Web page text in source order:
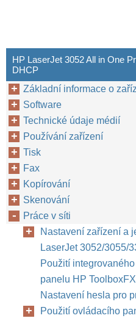
HP LaserJet 3052 All in One
DHCP
Základní informace o
Software
Technické údaje médií
Používání zařízení
Tisk
Fax
Kopírování
Skenování
Práce v síti
Nastavení zařízení a
LaserJet 3052/3055/
Použití
panelu HP ToolboxFX
Nastavení hesla pro
Použití ovládacího